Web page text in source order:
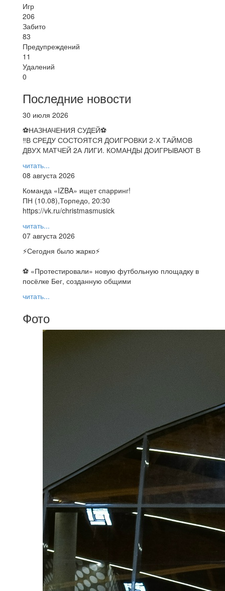
Игр
206
Забито
83
Предупреждений
11
Удалений
0
Последние новости
30 июля 2026
⚽НАЗНАЧЕНИЯ СУДЕЙ⚽
‼В СРЕДУ СОСТОЯТСЯ ДОИГРОВКИ 2-Х ТАЙМОВ
ДВУХ МАТЧЕЙ 2А ЛИГИ. КОМАНДЫ ДОИГРЫВАЮТ В
читать...
08 августа 2026
Команда «IZBA» ищет спарринг!
ПН (10.08),Торпедо, 20:30
https://vk.ru/christmasmusick
читать...
07 августа 2026
⚡️Сегодня было жарко⚡️
⚽ ️«Протестировали» новую футбольную площадку в
посёлке Бег, созданную общими
читать...
Фото